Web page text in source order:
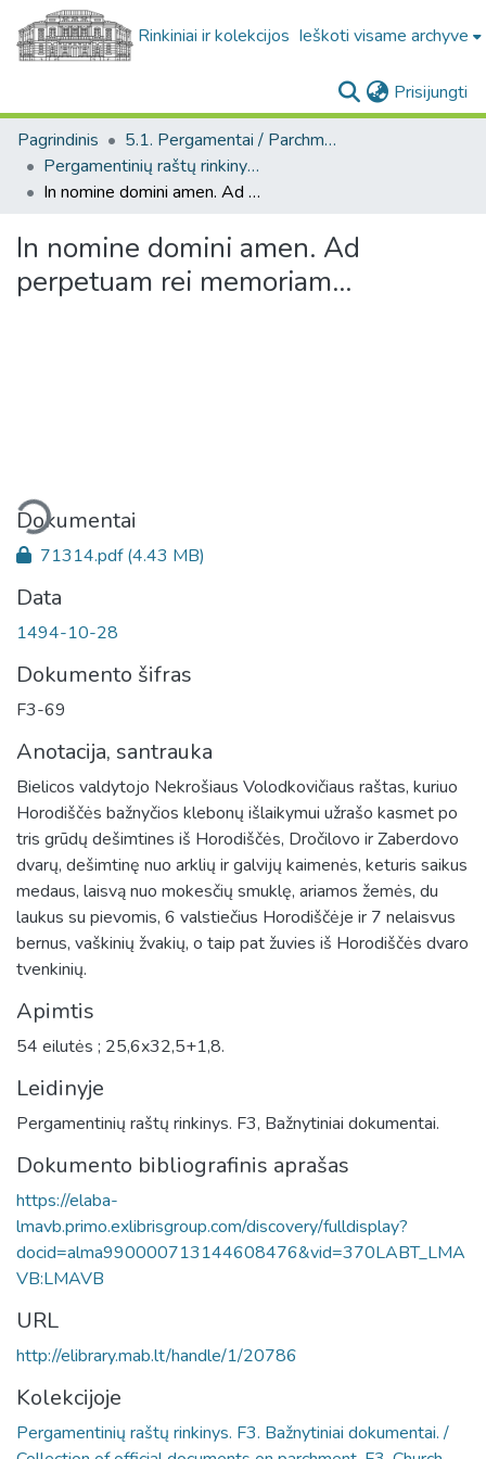
Rinkiniai ir kolekcijos Ieškoti visame archyve
Prisijungti
Pagrindinis
5.1. Pergamentai / Parchments
Pergamentinių raštų rinkinys. F3. Bažnytiniai dokumentai. / Collection of official documents on parchment. F3. Church documents.
In nomine domini amen. Ad perpetuam rei memoriam...
In nomine domini amen. Ad
perpetuam rei memoriam...
Dokumentai
71314.pdf(4.43 MB)
Data
1494-10-28
Dokumento šifras
F3-69
Anotacija, santrauka
Bielicos valdytojo Nekrošiaus Volodkovičiaus raštas, kuriuo
Horodiščės bažnyčios klebonų išlaikymui užrašo kasmet po
tris grūdų dešimtines iš Horodiščės, Dročilovo ir Zaberdovo
dvarų, dešimtinę nuo arklių ir galvijų kaimenės, keturis saikus
medaus, laisvą nuo mokesčių smuklę, ariamos žemės, du
laukus su pievomis, 6 valstiečius Horodiščėje ir 7 nelaisvus
bernus, vaškinių žvakių, o taip pat žuvies iš Horodiščės dvaro
tvenkinių.
Apimtis
54 eilutės ; 25,6x32,5+1,8.
Leidinyje
Pergamentinių raštų rinkinys. F3, Bažnytiniai dokumentai.
Dokumento bibliografinis aprašas
https://elaba-
lmavb.primo.exlibrisgroup.com/discovery/fulldisplay?
docid=alma990000713144608476&vid=370LABT_LMA
VB:LMAVB
URL
http://elibrary.mab.lt/handle/1/20786
Kolekcijoje
Pergamentinių raštų rinkinys. F3. Bažnytiniai dokumentai. /